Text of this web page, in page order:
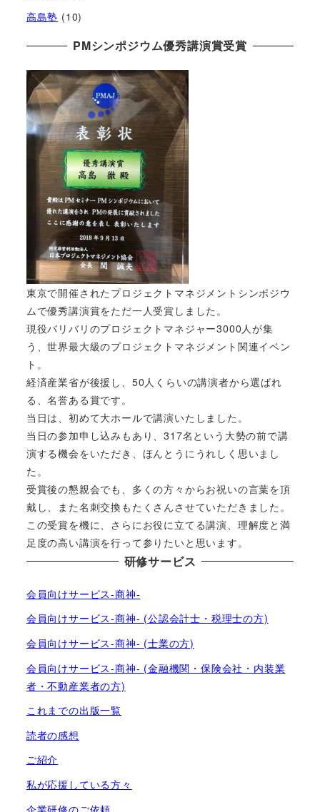
高島塾 (10)
PMシンポジウム優秀講演賞受賞
東京で開催されたプロジェクトマネジメントシンポジウ
ムで優秀講演賞をただ一人受賞しました。
現役バリバリのプロジェクトマネジャー3000人が集
う、世界最大級のプロジェクトマネジメント関連イベン
ト。
経済産業省が後援し、50人くらいの講演者から選ばれ
る、名誉ある賞です。
当日は、初めて大ホールで講演いたしました。
当日の参加申し込みもあり、317名という大勢の前で講
演する機会をいただき、ほんとうにうれしく思いまし
た。
受賞後の懇親会でも、多くの方々からお祝いの言葉を頂
戴し、また名刺交換もたくさんさせていただきました。
この受賞を機に、さらにお役に立てる講演、理解度と満
足度の高い講演を行って参りたいと思います。
研修サービス
会員向けサービス-商神-
会員向けサービス-商神- (公認会計士・税理士の方)
会員向けサービス-商神- (士業の方)
会員向けサービス-商神- (金融機関・保険会社・内装業
者・不動産業者の方)
これまでの出版一覧
読者の感想
ご紹介
私が応援している方々
企業研修のご依頼